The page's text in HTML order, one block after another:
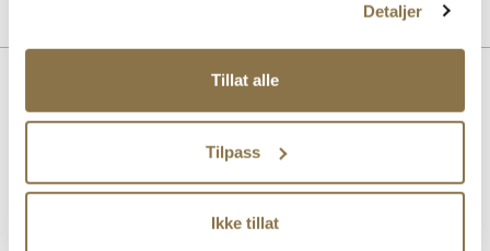
Detaljer
Tillat alle
Tilpass
Ikke tillat